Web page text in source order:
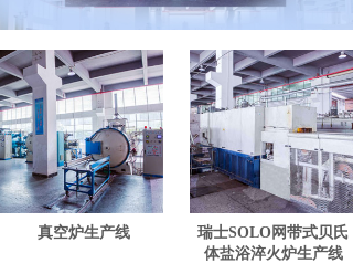
真空炉生产线
瑞士SOLO网带式贝氏
体盐浴淬火炉生产线